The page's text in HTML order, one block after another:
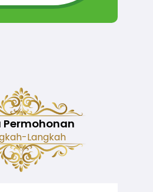
Permohonan
Langkah